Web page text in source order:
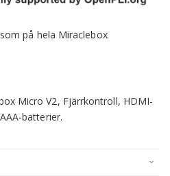
på hela Miraclebox
Micro V2, Fjärrkontroll, HDMI-
batterier.